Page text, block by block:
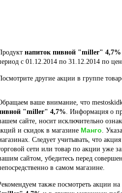
напиток пивной "miller" 4,7%
с 01.12.2014 по 31.12.2014 по
другие акции в группе
ваше внимание, что
"miller" 4,7%. Информация о
сайте, носит исключительно
и скидок в магазине Манго.
Следует учитывать, что
сети или товар по акции уже
сайтом, убедитесь перед
в самом магазине.
также посмотреть акции